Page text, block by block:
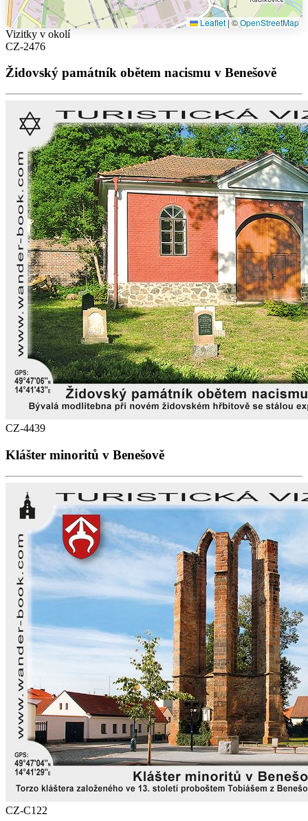
Leaflet |©OpenStreetMap
Vizitky v okolí
CZ-2476
Židovský památník obětem nacismu v Benešově
CZ-4439
Klášter minoritů v Benešově
CZ-C122